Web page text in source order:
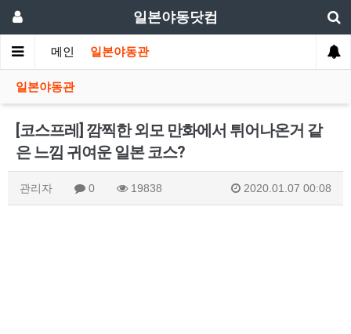
일본야동닷컴
메인 일본야동관
일본야동관
[코스프레] 깜찍한 외모 만화에서 튀어나온거 같
은 느낌 귀여운 일본 코스?
관리자 0 19838 2020.01.07 00:08